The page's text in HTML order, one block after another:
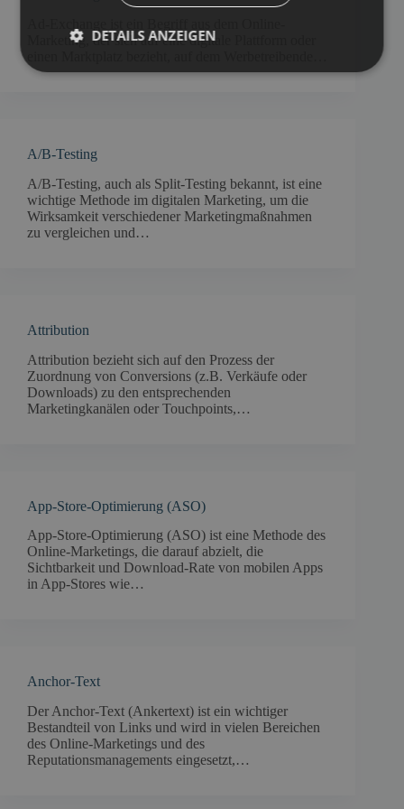
Marketing, der sich auf eine digitale Plattform oder
A/B-Testing
A/B-Testing, auch als Split-Testing bekannt, ist eine
wichtige Methode im digitalen Marketing, um die
Wirksamkeit verschiedener Marketingmaßnahmen
zu vergleichen und…
Attribution
Attribution bezieht sich auf den Prozess der
Zuordnung von Conversions (z.B. Verkäufe oder
Downloads) zu den entsprechenden
Marketingkanälen oder Touchpoints,…
App-Store-Optimierung (ASO)
App-Store-Optimierung (ASO) ist eine Methode des
Online-Marketings, die darauf abzielt, die
Sichtbarkeit und Download-Rate von mobilen Apps
in App-Stores wie…
Anchor-Text
Der Anchor-Text (Ankertext) ist ein wichtiger
Bestandteil von Links und wird in vielen Bereichen
des Online-Marketings und des
Reputationsmanagements eingesetzt,…
DETAILS ANZEIGEN